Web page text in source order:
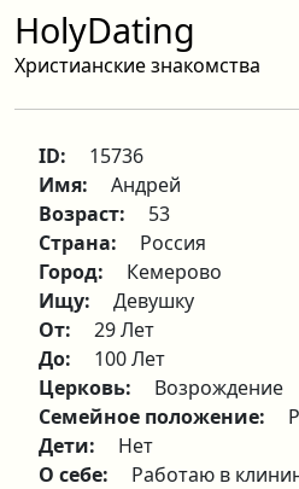
HolyDating
Христианские знакомства
ID:
15736
Имя:
Андрей
Возраст:
53
Страна:
Россия
Город:
Кемерово
Ищу:
Девушку
От:
29 Лет
До:
100 Лет
Церковь:
Возрождение
Семейное положение:
Дети:
Нет
О себе:
Работаю в